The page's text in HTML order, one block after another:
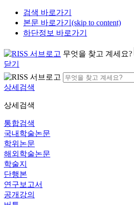
검색 바로가기
본문 바로가기(skip to content)
하단정보 바로가기
무엇을 찾고 계세요?
닫기
상세검색
상세검색
통합검색
국내학술논문
학위논문
해외학술논문
학술지
단행본
연구보고서
공개강의